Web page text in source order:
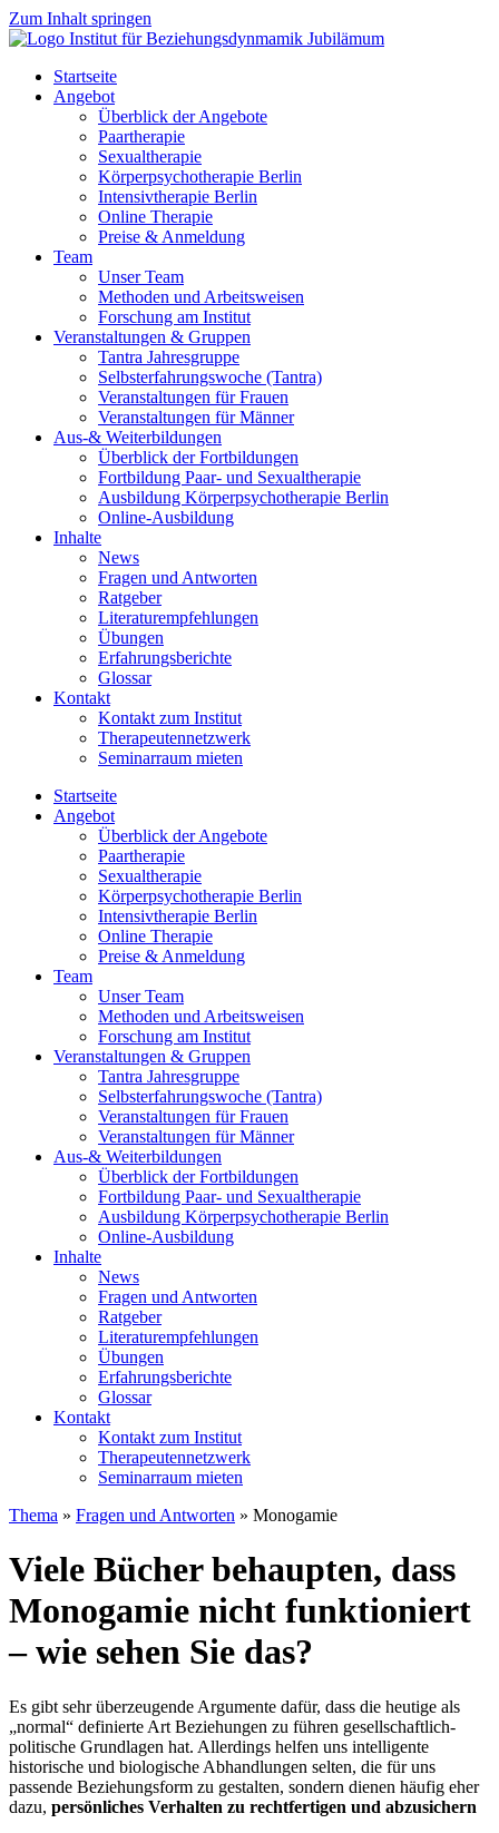
Zum Inhalt springen
Startseite
Angebot
Überblick der Angebote
Paartherapie
Sexualtherapie
Körperpsychotherapie Berlin
Intensivtherapie Berlin
Online Therapie
Preise & Anmeldung
Team
Unser Team
Methoden und Arbeitsweisen
Forschung am Institut
Veranstaltungen & Gruppen
Tantra Jahresgruppe
Selbsterfahrungswoche (Tantra)
Veranstaltungen für Frauen
Veranstaltungen für Männer
Aus-& Weiterbildungen
Überblick der Fortbildungen
Fortbildung Paar- und Sexualtherapie
Ausbildung Körperpsychotherapie Berlin
Online-Ausbildung
Inhalte
News
Fragen und Antworten
Ratgeber
Literaturempfehlungen
Übungen
Erfahrungsberichte
Glossar
Kontakt
Kontakt zum Institut
Therapeutennetzwerk
Seminarraum mieten
Startseite
Angebot
Überblick der Angebote
Paartherapie
Sexualtherapie
Körperpsychotherapie Berlin
Intensivtherapie Berlin
Online Therapie
Preise & Anmeldung
Team
Unser Team
Methoden und Arbeitsweisen
Forschung am Institut
Veranstaltungen & Gruppen
Tantra Jahresgruppe
Selbsterfahrungswoche (Tantra)
Veranstaltungen für Frauen
Veranstaltungen für Männer
Aus-& Weiterbildungen
Überblick der Fortbildungen
Fortbildung Paar- und Sexualtherapie
Ausbildung Körperpsychotherapie Berlin
Online-Ausbildung
Inhalte
News
Fragen und Antworten
Ratgeber
Literaturempfehlungen
Übungen
Erfahrungsberichte
Glossar
Kontakt
Kontakt zum Institut
Therapeutennetzwerk
Seminarraum mieten
Thema » Fragen und Antworten » Monogamie
Viele Bücher behaupten, dass
Monogamie nicht funktioniert
– wie sehen Sie das?
Es gibt sehr überzeugende Argumente dafür, dass die heutige als
„normal“ definierte Art Beziehungen zu führen gesellschaftlich-
politische Grundlagen hat. Allerdings helfen uns intelligente
historische und biologische Abhandlungen selten, die für uns
passende Beziehungsform zu gestalten, sondern dienen häufig eher
dazu, persönliches Verhalten zu rechtfertigen und abzusichern